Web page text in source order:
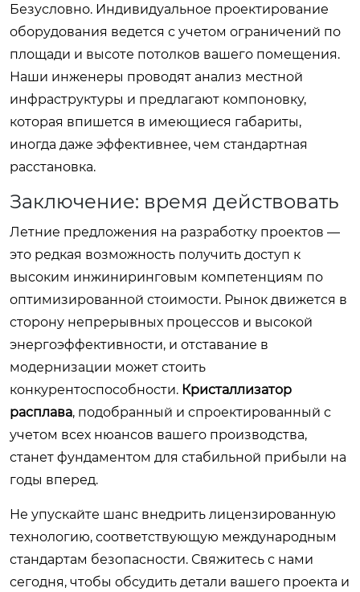
Безусловно. Индивидуальное проектирование
оборудования ведется с учетом ограничений по
площади и высоте потолков вашего помещения.
Наши инженеры проводят анализ местной
инфраструктуры и предлагают компоновку,
которая впишется в имеющиеся габариты,
иногда даже эффективнее, чем стандартная
расстановка.
Заключение: время действовать
Летние предложения на разработку проектов —
это редкая возможность получить доступ к
высоким инжиниринговым компетенциям по
оптимизированной стоимости. Рынок движется в
сторону непрерывных процессов и высокой
энергоэффективности, и отставание в
модернизации может стоить
конкурентоспособности. Кристаллизатор
расплава, подобранный и спроектированный с
учетом всех нюансов вашего производства,
станет фундаментом для стабильной прибыли на
годы вперед.
Не упускайте шанс внедрить лицензированную
технологию, соответствующую международным
стандартам безопасности. Свяжитесь с нами
сегодня, чтобы обсудить детали вашего проекта и